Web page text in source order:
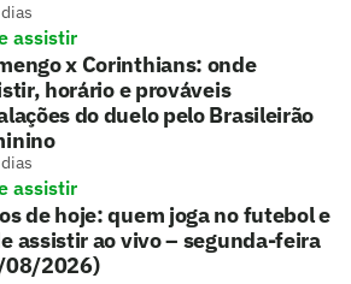
assistir
x Corinthians: onde
horário e prováveis
do duelo pelo Brasileirão
assistir
de hoje: quem joga no futebol e
assistir ao vivo – segunda-feira
2026)